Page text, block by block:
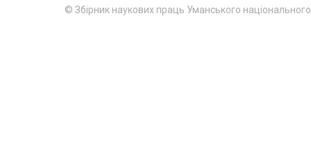
© Збірник наукових праць Уманського